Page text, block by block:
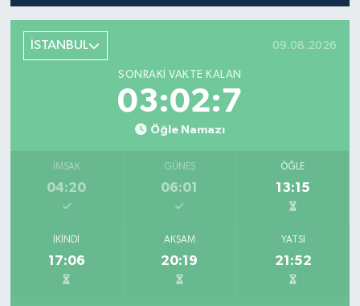
İSTANBUL 09.08.2026
SONRAKI VAKTE KALAN
03:02:7
Öğle Namazı
İMSAK
04:20
GÜNEŞ
06:01
ÖĞLE
13:15
İKINDI
17:06
AKŞAM
20:19
YATSI
21:52